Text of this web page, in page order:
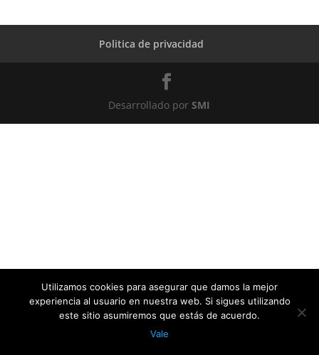
Politica de privacidad
Desarrollado porSMI
Utilizamos cookies para asegurar que damos la mejor
experiencia al usuario en nuestra web. Si sigues utilizando
este sitio asumiremos que estás de acuerdo.
Vale